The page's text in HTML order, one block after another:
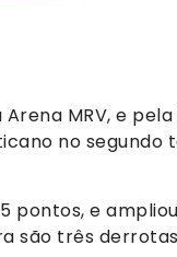
MRV, e
no segundo
pontos, e
são três